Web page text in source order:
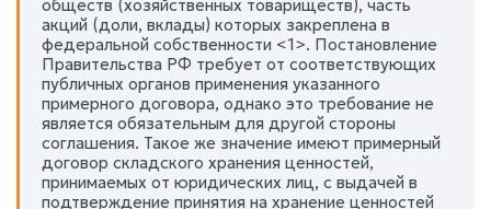
обществ (хозяйственных товариществ), часть
акций (доли, вклады) которых закреплена в
федеральной собственности <1>. Постановление
Правительства РФ требует от соответствующих
публичных органов применения указанного
примерного договора, однако это требование не
является обязательным для другой стороны
соглашения. Такое же значение имеют примерный
договор складского хранения ценностей,
принимаемых от юридических лиц, с выдачей в
подтверждение принятия на хранение ценностей